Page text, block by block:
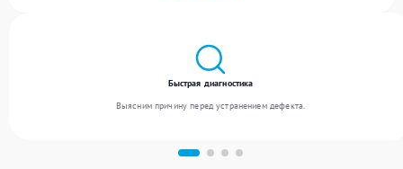
Быстрая диагностика
Выясним причину перед устранением дефекта.